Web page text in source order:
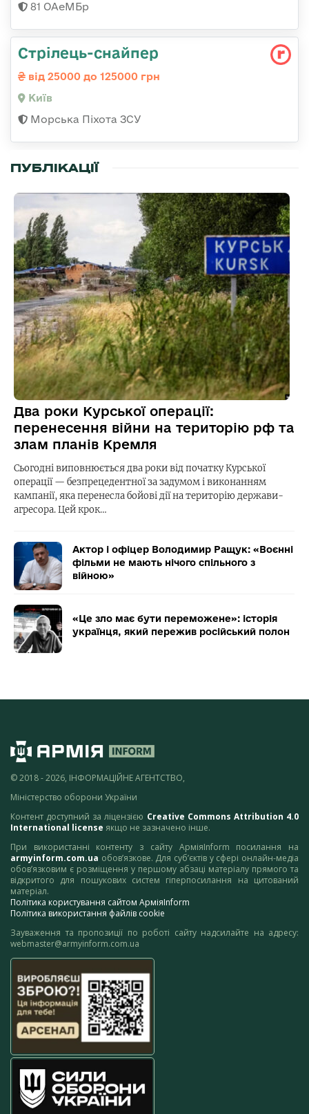
81 ОАеМБр
Стрілець-снайпеp
від 25000 до 125000 грн
Київ
Морська Піхота ЗСУ
ПУБЛІКАЦІЇ
Два роки Курської операції:
перенесення війни на територію рф та
злам планів Кремля
Сьогодні виповнюється два роки від початку Курської
операції — безпрецедентної за задумом і виконанням
кампанії, яка перенесла бойові дії на територію держави-
агресора. Цей крок…
Актор і офіцер Володимир Ращук: «Воєнні
фільми не мають нічого спільного з
війною»
«Це зло має бути переможене»: історія
українця, який пережив російський полон
© 2018 - 2026, ІНФОРМАЦІЙНЕ АГЕНТСТВО,
Міністерство оборони України
Контент доступний за ліцензією Creative Commons Attribution 4.0
International license якщо не зазначено інше.
При використанні контенту з сайту АрміяInform посилання на
armyinform.com.ua обов’язкове. Для суб’єктів у сфері онлайн-медіа
обов’язковим є розміщення у першому абзаці матеріалу прямого та
відкритого для пошукових систем гіперпосилання на цитований
матеріал.
Політика користування сайтом АрміяInform
Політика використання файлів cookie
Зауваження та пропозиції по роботі сайту надсилайте на адресу:
webmaster@armyinform.com.ua